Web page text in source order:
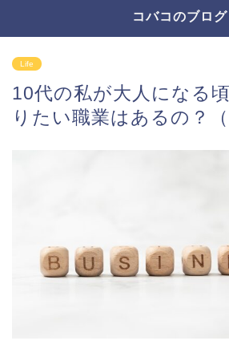
コバコのブログ
Life
10代の私が大人になる
りたい職業はあるの？（